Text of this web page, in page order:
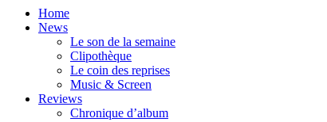
Home
News
Le son de la semaine
Clipothèque
Le coin des reprises
Music & Screen
Reviews
Chronique d’album